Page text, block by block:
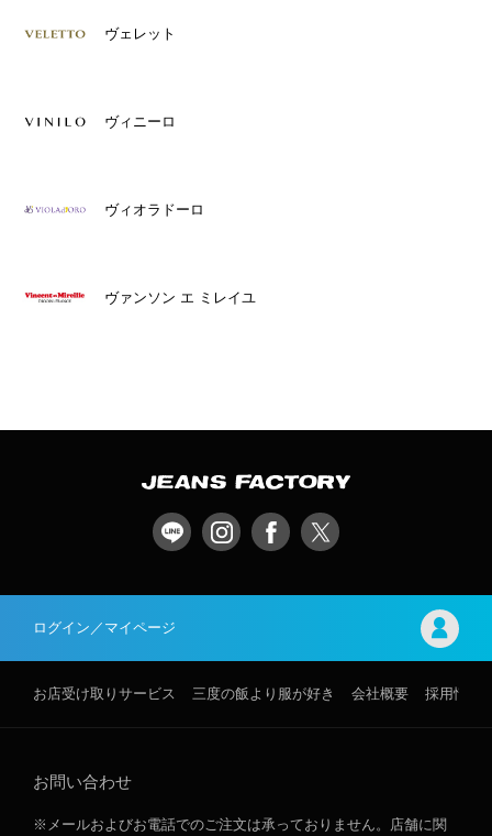
ヴェレット
ヴィニーロ
ヴィオラドーロ
ヴァンソン エ ミレイユ
ログイン／マイページ
お店受け取りサービス 三度の飯より服が好き 会社概要 採用情報
お問い合わせ
※メールおよびお電話でのご注文は承っておりません。店舗に関